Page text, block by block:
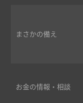
まさかの備え
お金の情報・相談